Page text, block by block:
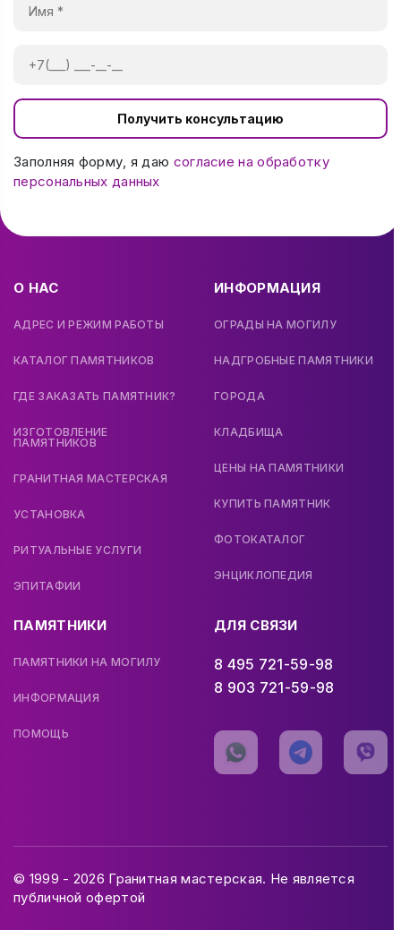
Получить консультацию
Заполняя форму, я даю согласие на обработку
персональных данных
О НАС
АДРЕС И РЕЖИМ РАБОТЫ
КАТАЛОГ ПАМЯТНИКОВ
ГДЕ ЗАКАЗАТЬ ПАМЯТНИК?
ИЗГОТОВЛЕНИЕ
ПАМЯТНИКОВ
ГРАНИТНАЯ МАСТЕРСКАЯ
УСТАНОВКА
РИТУАЛЬНЫЕ УСЛУГИ
ЭПИТАФИИ
ИНФОРМАЦИЯ
ОГРАДЫ НА МОГИЛУ
НАДГРОБНЫЕ ПАМЯТНИКИ
ГОРОДА
КЛАДБИЩА
ЦЕНЫ НА ПАМЯТНИКИ
КУПИТЬ ПАМЯТНИК
ФОТОКАТАЛОГ
ЭНЦИКЛОПЕДИЯ
ПАМЯТНИКИ
ПАМЯТНИКИ НА МОГИЛУ
ИНФОРМАЦИЯ
ПОМОЩЬ
ДЛЯ СВЯЗИ
8 495 721-59-98
8 903 721-59-98
© 1999 - 2026 Гранитная мастерская. Не является
публичной офертой